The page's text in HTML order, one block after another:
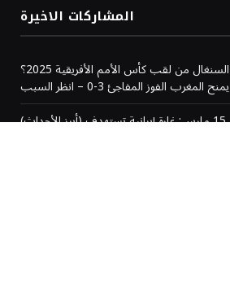
المشاركات الاخيرة
لماذا تم تجريد السنغال من لقب كأس الأمم الأفريقية 2025؟ CAF
يمنح المغرب الفوز المفاجئ 3-0 – انظر السبب
(أبرز الأحداث) الأخبار العاجلة اليوم، 15 مارس: غارة إيرانية تستهدف